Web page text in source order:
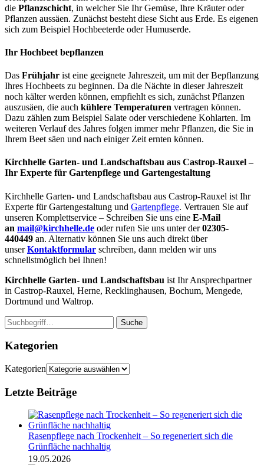
die Pflanzschicht, in welcher Sie Ihr Gemüse, Ihre Kräuter oder
Pflanzen aussäen. Zunächst besteht diese Sicht aus Erde. Es eigenen
sich zum Beispiel Hochbeeterde oder Humuserde.
Ihr Hochbeet bepflanzen
Das Frühjahr ist eine geeignete Jahreszeit, um mit der Bepflanzung
Ihres Hochbeets zu beginnen. Da die Nächte in dieser Jahreszeit
noch kälter werden können, empfiehlt es sich, zunächst Pflanzen
auszusäen, die auch kühlere Temperaturen vertragen können.
Dazu zählen zum Beispiel Salate oder verschiedene Kohlarten. Im
weiteren Verlauf des Jahres folgen immer mehr Pflanzen, die Sie in
Ihrem Beet säen und nach einiger Zeit ernten können.
Kirchhelle Garten- und Landschaftsbau aus Castrop-Rauxel –
Ihr Experte für Gartenpflege und Gartengestaltung
Kirchhelle Garten- und Landschaftsbau aus Castrop-Rauxel ist Ihr
Experte für Gartengestaltung und Gartenpflege. Vertrauen Sie auf
unseren Komplettservice – Schreiben Sie uns eine E-Mail
an mail@kirchhelle.de oder rufen Sie uns unter der02305-
440449 an. Alternativ können Sie uns auch direkt über
unserKontaktformular schreiben, dann melden wir uns
schnellstmöglich bei Ihnen!
Kirchhelle Garten- und Landschaftsbau ist Ihr Ansprechpartner
in Castrop-Rauxel, Herne, Recklinghausen, Bochum, Mengede,
Dortmund und Waltrop.
Suche
Kategorien
Kategorien
Letzte Beiträge
Rasenpflege nach Trockenheit – So regeneriert sich die
Grünfläche nachhaltig
19.05.2026